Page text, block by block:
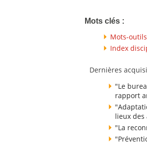
Mots clés :
Mots-outils
Index
Dernières
"Le
rapport
lieux des
"La